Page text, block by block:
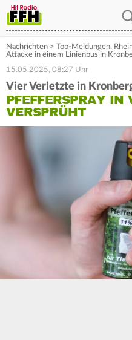
Nachrichten > Top-Meldungen,
Attacke in einem Linienbus in
15.05.2025, 08:27 Uhr
Vier Verletzte in
PFEFFERSPRAY IN
VERSPRÜHT